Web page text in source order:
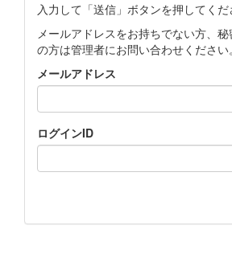
入力して「送信」ボタンを押してくだ
メールアドレスをお持ちでない方、
の方は管理者にお問い合わせください。
メールアドレス
ログインID